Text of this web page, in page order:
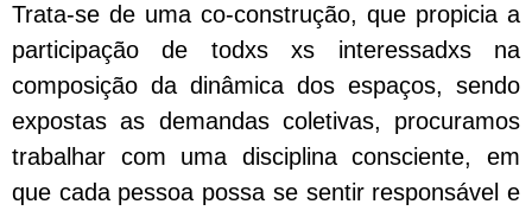
Trata-se de uma co-construção, que propicia a
participação de todxs xs interessadxs na
composição da dinâmica dos espaços, sendo
expostas as demandas coletivas, procuramos
trabalhar com uma disciplina consciente, em
que cada pessoa possa se sentir responsável e